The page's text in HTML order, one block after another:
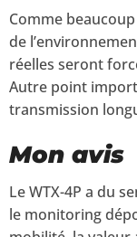
Comme
de
réelles seront
Autre point
transmission
Mon avis
Le WTX-4P a du
le monitoring